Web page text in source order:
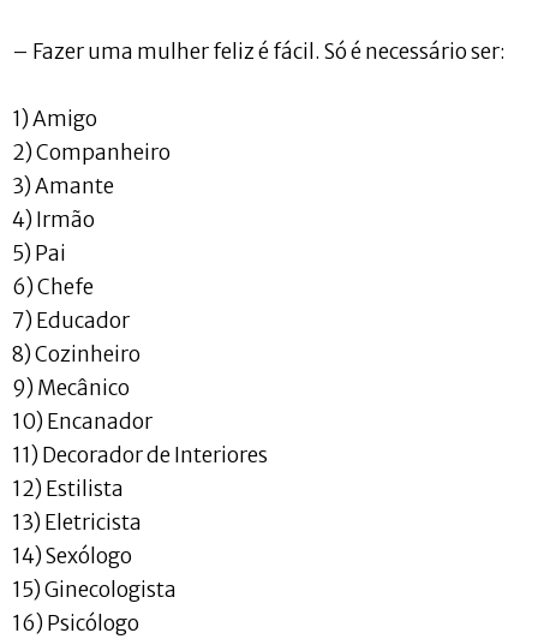
– Fazer uma mulher feliz é fácil. Só é necessário ser:
1) Amigo
2) Companheiro
3) Amante
4) Irmão
5) Pai
6) Chefe
7) Educador
8) Cozinheiro
9) Mecânico
10) Encanador
11) Decorador de Interiores
12) Estilista
13) Eletricista
14) Sexólogo
15) Ginecologista
16) Psicólogo